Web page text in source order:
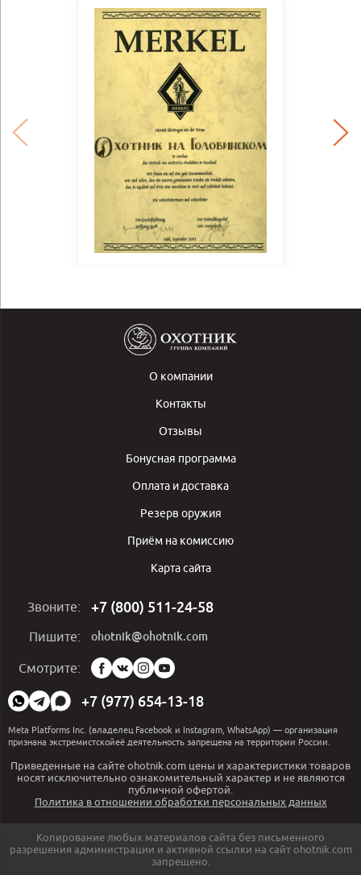
О компании
Контакты
Отзывы
Бонусная программа
Оплата и доставка
Резерв оружия
Приём на комиссию
Карта сайта
Звоните: +7 (800) 511-24-58
Пишите: ohotnik@ohotnik.com
Смотрите:
Мы
в
социальных
сетях:
+7 (977) 654-13-18
Meta Platforms Inc. (владелец Facebook и Instagram, WhatsApp) — организация
признана экстремистскойеё деятельность запрещена на территории России.
Приведенные на сайте ohotnik.com цены и характеристики товаров
носят исключительно ознакомительный характер и не являются
публичной офертой.
Политика в отношении обработки персональных данных
Копирование любых материалов сайта без письменного
разрешения администрации и активной ссылки на сайт ohotnik.com
запрещено.